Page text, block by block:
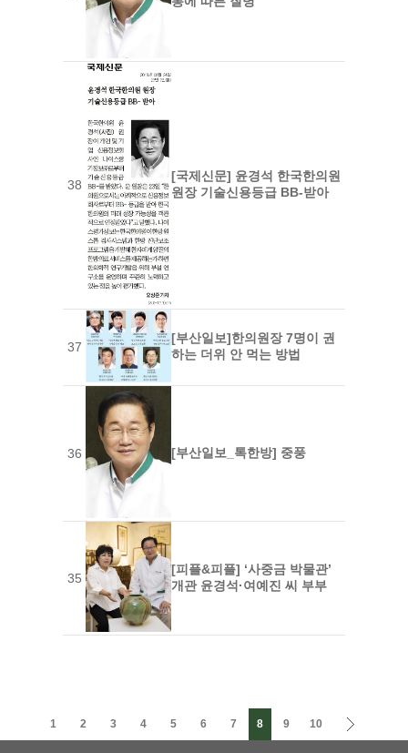
38
[국제신문] 윤경석 한국한의원
원장 기술신용등급 BB-받아
37
[부산일보]한의원장 7명이 권
하는 더위 안 먹는 방법
36 [부산일보_톡한방] 중풍
35
[피플&피플] ‘사중금 박물관’
개관 윤경석·여예진 씨 부부
1 2 3 4 5 6 7 8 9 10